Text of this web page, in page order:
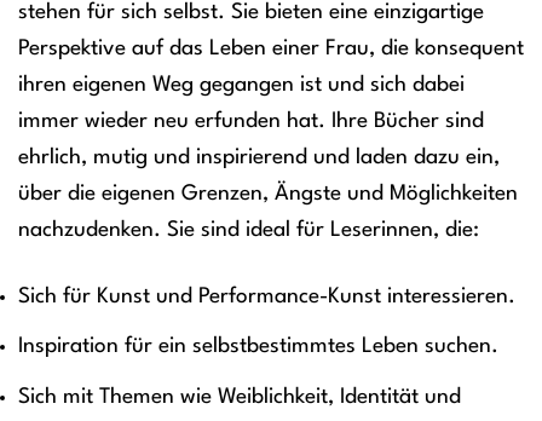
stehen für sich selbst. Sie bieten eine einzigartige
Perspektive auf das Leben einer Frau, die konsequent
ihren eigenen Weg gegangen ist und sich dabei
immer wieder neu erfunden hat. Ihre Bücher sind
ehrlich, mutig und inspirierend und laden dazu ein,
über die eigenen Grenzen, Ängste und Möglichkeiten
nachzudenken. Sie sind ideal für Leserinnen, die:
Sich für Kunst und Performance-Kunst interessieren.
Inspiration für ein selbstbestimmtes Leben suchen.
Sich mit Themen wie Weiblichkeit, Identität und